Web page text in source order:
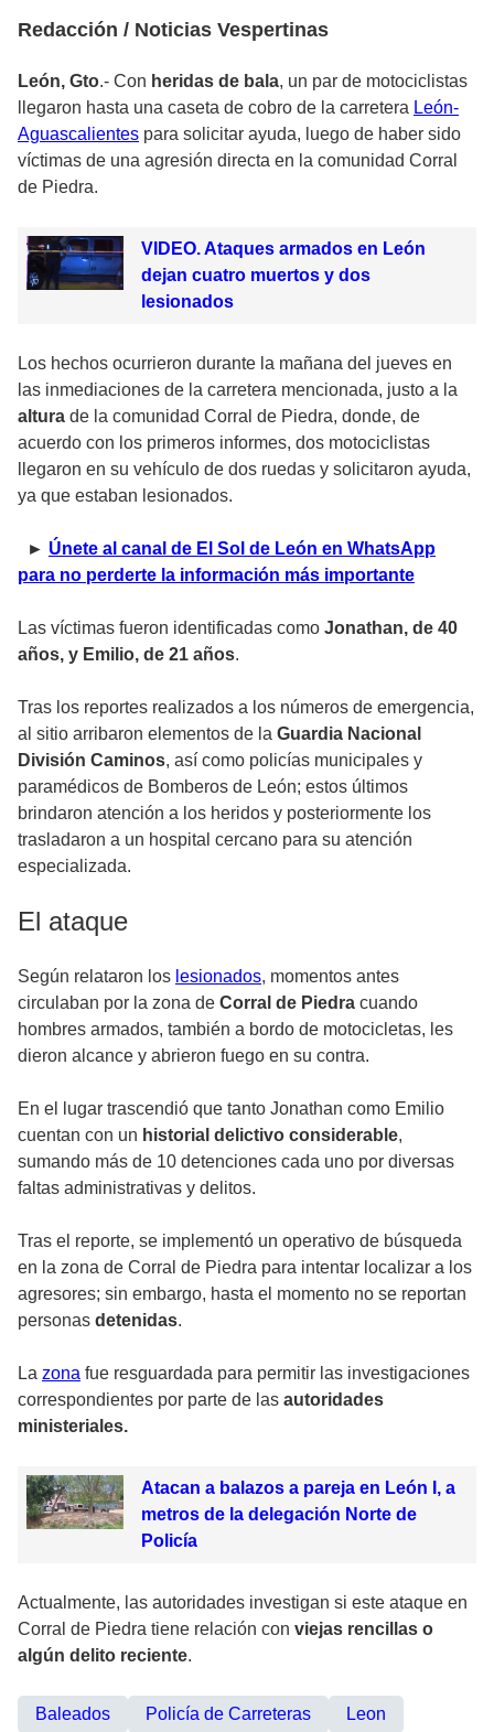
Redacción / Noticias Vespertinas
León, Gto.- Con heridas de bala, un par de motociclistas
llegaron hasta una caseta de cobro de la carretera León-
Aguascalientes para solicitar ayuda, luego de haber sido
víctimas de una agresión directa en la comunidad Corral
de Piedra.
VIDEO. Ataques armados en León
dejan cuatro muertos y dos
lesionados
Los hechos ocurrieron durante la mañana del jueves en
las inmediaciones de la carretera mencionada, justo a la
altura de la comunidad Corral de Piedra, donde, de
acuerdo con los primeros informes, dos motociclistas
llegaron en su vehículo de dos ruedas y solicitaron ayuda,
ya que estaban lesionados.
► Únete al canal de El Sol de León en WhatsApp
para no perderte la información más importante
Las víctimas fueron identificadas como Jonathan, de 40
años, y Emilio, de 21 años.
Tras los reportes realizados a los números de emergencia,
al sitio arribaron elementos de la Guardia Nacional
División Caminos, así como policías municipales y
paramédicos de Bomberos de León; estos últimos
brindaron atención a los heridos y posteriormente los
trasladaron a un hospital cercano para su atención
especializada.
El ataque
Según relataron los lesionados, momentos antes
circulaban por la zona de Corral de Piedra cuando
hombres armados, también a bordo de motocicletas, les
dieron alcance y abrieron fuego en su contra.
En el lugar trascendió que tanto Jonathan como Emilio
cuentan con un historial delictivo considerable,
sumando más de 10 detenciones cada uno por diversas
faltas administrativas y delitos.
Tras el reporte, se implementó un operativo de búsqueda
en la zona de Corral de Piedra para intentar localizar a los
agresores; sin embargo, hasta el momento no se reportan
personas detenidas.
La zona fue resguardada para permitir las investigaciones
correspondientes por parte de las autoridades
ministeriales.
Atacan a balazos a pareja en León I, a
metros de la delegación Norte de
Policía
Actualmente, las autoridades investigan si este ataque en
Corral de Piedra tiene relación con viejas rencillas o
algún delito reciente.
Baleados Policía de Carreteras Leon